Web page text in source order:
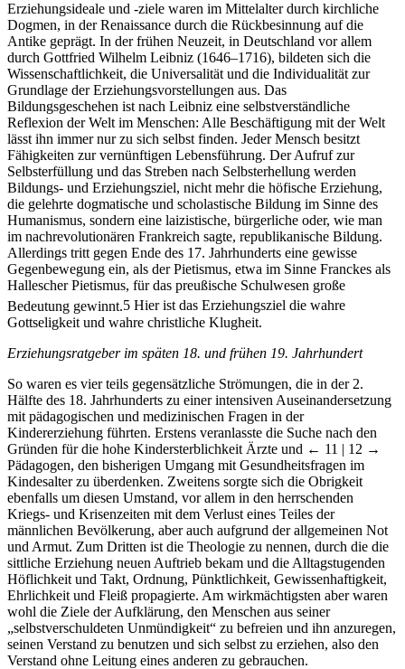
Erziehungsideale und -ziele waren im Mittelalter durch kirchliche
Dogmen, in der Renaissance durch die Rückbesinnung auf die
Antike geprägt. In der frühen Neuzeit, in Deutschland vor allem
durch Gottfried Wilhelm Leibniz (1646–1716), bildeten sich die
Wissenschaftlichkeit, die Universalität und die Individualität zur
Grundlage der Erziehungsvorstellungen aus. Das
Bildungsgeschehen ist nach Leibniz eine selbstverständliche
Reflexion der Welt im Menschen: Alle Beschäftigung mit der Welt
lässt ihn immer nur zu sich selbst finden. Jeder Mensch besitzt
Fähigkeiten zur vernünftigen Lebensführung. Der Aufruf zur
Selbsterfüllung und das Streben nach Selbsterhellung werden
Bildungs- und Erziehungsziel, nicht mehr die höfische Erziehung,
die gelehrte dogmatische und scholastische Bildung im Sinne des
Humanismus, sondern eine laizistische, bürgerliche oder, wie man
im nachrevolutionären Frankreich sagte, republikanische Bildung.
Allerdings tritt gegen Ende des 17. Jahrhunderts eine gewisse
Gegenbewegung ein, als der Pietismus, etwa im Sinne Franckes als
Hallescher Pietismus, für das preußische Schulwesen große
Bedeutung gewinnt.5 Hier ist das Erziehungsziel die wahre
Gottseligkeit und wahre christliche Klugheit.
Erziehungsratgeber im späten 18. und frühen 19. Jahrhundert
So waren es vier teils gegensätzliche Strömungen, die in der 2.
Hälfte des 18. Jahrhunderts zu einer intensiven Auseinandersetzung
mit pädagogischen und medizinischen Fragen in der
Kindererziehung führten. Erstens veranlasste die Suche nach den
Gründen für die hohe Kindersterblichkeit Ärzte und ← 11 | 12 →
Pädagogen, den bisherigen Umgang mit Gesundheitsfragen im
Kindesalter zu überdenken. Zweitens sorgte sich die Obrigkeit
ebenfalls um diesen Umstand, vor allem in den herrschenden
Kriegs- und Krisenzeiten mit dem Verlust eines Teiles der
männlichen Bevölkerung, aber auch aufgrund der allgemeinen Not
und Armut. Zum Dritten ist die Theologie zu nennen, durch die die
sittliche Erziehung neuen Auftrieb bekam und die Alltagstugenden
Höflichkeit und Takt, Ordnung, Pünktlichkeit, Gewissenhaftigkeit,
Ehrlichkeit und Fleiß propagierte. Am wirkmächtigsten aber waren
wohl die Ziele der Aufklärung, den Menschen aus seiner
„selbstverschuldeten Unmündigkeit“ zu befreien und ihn anzuregen,
seinen Verstand zu benutzen und sich selbst zu erziehen, also den
Verstand ohne Leitung eines anderen zu gebrauchen.